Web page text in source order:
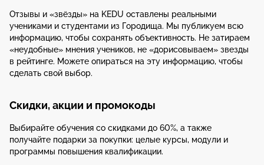
Отзывы и «звёзды» на KEDU оставлены реальными
учениками и студентами из Городища. Мы публикуем всю
информацию, чтобы сохранять объективность. Не затираем
«неудобные» мнения учеников, не «дорисовываем» звезды
в рейтинге. Можете опираться на эту информацию, чтобы
сделать свой выбор.
Скидки, акции и промокоды
Выбирайте обучения со скидками до 60%, а также
получайте подарки за покупки: целые курсы, модули и
программы повышения квалификации.